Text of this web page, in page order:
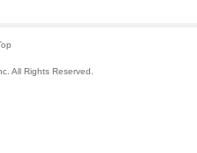
All Rights Reserved.